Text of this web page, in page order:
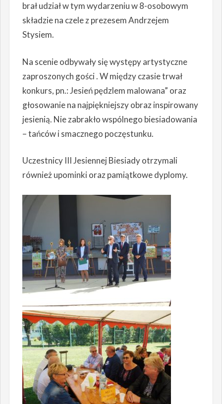
brał udział w tym wydarzeniu w 8-osobowym
składzie na czele z prezesem Andrzejem
Stysiem.
Na scenie odbywały się występy artystyczne
zaproszonych gości . W między czasie trwał
konkurs, pn.: Jesień pędzlem malowana” oraz
głosowanie na najpiękniejszy obraz inspirowany
jesienią. Nie zabrakło wspólnego biesiadowania
– tańców i smacznego poczęstunku.
Uczestnicy III Jesiennej Biesiady otrzymali
również upominki oraz pamiątkowe dyplomy.